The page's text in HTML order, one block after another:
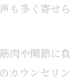
も多く寄せら
肉や関節に負
カウンセリン